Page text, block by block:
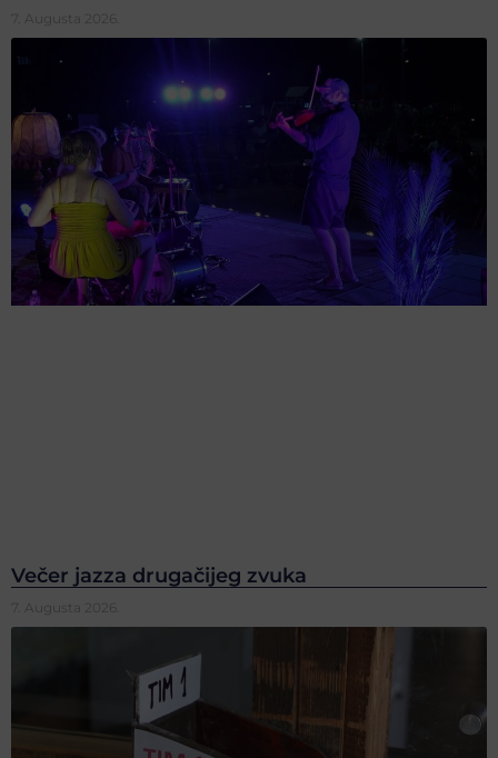
7. Augusta 2026.
Večer jazza drugačijeg zvuka
7. Augusta 2026.